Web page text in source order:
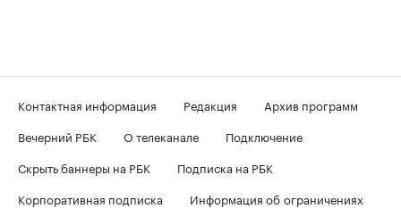
Контактная информация Редакция
Архив программ
Вечерний РБК
О телеканале
Подключение
Скрыть баннеры на РБК
Подписка на РБК
Корпоративная подписка
Информация об ограничениях